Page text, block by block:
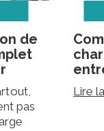
de
pas
Lire